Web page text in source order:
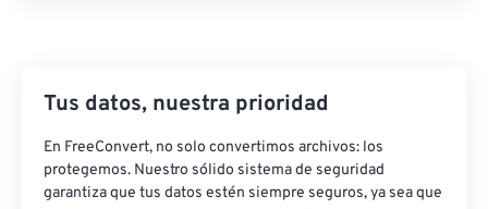
Tus datos, nuestra prioridad
En FreeConvert, no solo convertimos archivos: los
protegemos. Nuestro sólido sistema de seguridad
garantiza que tus datos estén siempre seguros, ya sea que